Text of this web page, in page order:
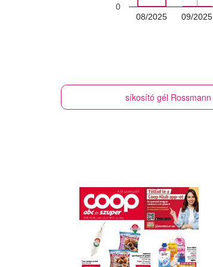
08/2025 09/2025
0
síkosító gél Rossmann